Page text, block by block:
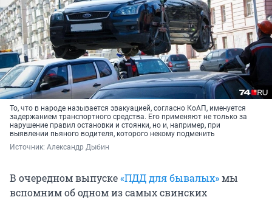
То, что в народе называется эвакуацией, согласно КоАП, именуется
задержанием транспортного средства. Его применяют не только за
нарушение правил остановки и стоянки, но и, например, при
выявлении пьяного водителя, которого некому подменить
Источник: Александр Дыбин
В очередном выпуске«ПДД для бывалых»мы
вспомним об одном из самых свинских